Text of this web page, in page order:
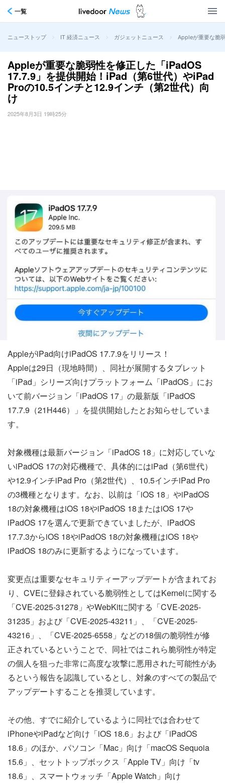
一覧
ニューストップ > IT 経済ニュース > ガジェットニュース > Appleが重要な脆
Appleが重要な脆弱性を修正した「iPadOS
17.7.9」を提供開始！iPad（第6世代）やiPad
Proの10.5インチと12.9インチ（第2世代）向
け
2025年8月3日 19時25分
AppleがiPad向けiPadOS 17.7.9をリリース！
Appleは29日（現地時間）、同社が展開するタブレット
「iPad」シリーズ向けプラットフォーム「iPadOS」にお
いて前バージョン「iPadOS 17」の最新版「iPadOS
17.7.9（21H446）」を提供開始したとお知らせしていま
す。
対象機種は最新バージョン「iPadOS 18」に対応していな
いiPadOS 17の対応機種で、具体的にはiPad（第6世代）
や12.9インチiPad Pro（第2世代）、10.5インチiPad Pro
の3機種となります。なお、以前は「iOS 18」やiPadOS
18の対象機種はiOS 18やiPadOS 18またはiOS 17や
iPadOS 17を選んで更新できていましたが、iPadOS
17.7.3からiOS 18やiPadOS 18の対象機種はiOS 18や
iPadOS 18のみに更新するようになっています。
変更点は重要なセキュリティーアップデートが含まれてお
り、CVEに登録されている脆弱性としてはKernelに関する
「CVE-2025-31278」やWebKitに関する「CVE-2025-
31235」および「CVE-2025-43211」、「CVE-2025-
43216」、「CVE-2025-6558」などの18個の脆弱性が修
正されているということで、同社ではこれら脆弱性が特定
の個人を狙った非常に高度な攻撃に悪用された可能性があ
るという報告を認識しているとし、対象のすべての製品で
アップデートすることを推奨しています。
その他、すでに紹介しているように同社では合わせて
iPhoneやiPadなど向け「iOS 18.6」および「iPadOS
18.6」のほか、パソコン「Mac」向け「macOS Sequoia
15.6」、セットトップボックス「Apple TV」向け「tv
18.6」、スマートウォッチ「Apple Watch」向け